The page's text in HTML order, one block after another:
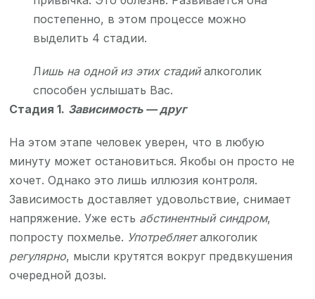
постепенно, в этом процессе можно
выделить 4 стадии.
Лишь на одной из этих стадийалкоголик
способен услышать Вас.
Стадия 1. Зависимость — друг
На этом этапе человек уверен, что в любую
минуту может остановиться. Якобы он просто не
хочет. Однако это лишь иллюзия контроля.
Зависимость доставляет удовольствие, снимает
напряжение. Уже есть абстинентный синдром,
попросту похмелье. Употребляеталкоголик
регулярно, мысли крутятся вокруг предвкушения
очередной дозы.